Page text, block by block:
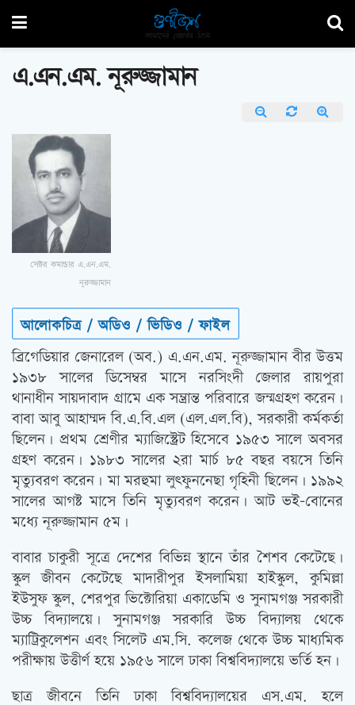
এ.এন.এম. নূরুজ্জামান
সেক্টর কমান্ডার এ.এন.এম.
নূরুজ্জামান
আলোকচিত্র / অডিও / ভিডিও / ফাইল
ব্রিগেডিয়ার জেনারেল (অব.) এ.এন.এম. নূরুজ্জামান বীর উত্তম
১৯৩৮ সালের ডিসেম্বর মাসে নরসিংদী জেলার রায়পুরা
থানাধীন সায়দাবাদ গ্রামে এক সম্ভ্রান্ত পরিবারে জন্মগ্রহণ করেন।
বাবা আবু আহাম্মদ বি.এ.বি.এল (এল.এল.বি), সরকারী কর্মকর্তা
ছিলেন। প্রথম শ্রেণীর ম্যাজিস্ট্রেট হিসেবে ১৯৫৩ সালে অবসর
গ্রহণ করেন। ১৯৮৩ সালের ২রা মার্চ ৮৫ বছর বয়সে তিনি
মৃত্যুবরণ করেন। মা মরহুমা লুৎফুননেছা গৃহিনী ছিলেন। ১৯৯২
সালের আগষ্ট মাসে তিনি মৃত্যুবরণ করেন। আট ভই-বোনের
মধ্যে নূরুজ্জামান ৫ম।
বাবার চাকুরী সূত্রে দেশের বিভিন্ন স্থানে তাঁর শৈশব কেটেছে।
স্কুল জীবন কেটেছে মাদারীপুর ইসলামিয়া হাইস্কুল, কুমিল্লা
ইউসুফ স্কুল, শেরপুর ভিক্টোরিয়া একাডেমি ও সুনামগঞ্জ সরকারী
উচ্চ বিদ্যালয়ে। সুনামগঞ্জ সরকারি উচ্চ বিদ্যালয় থেকে
ম্যাট্রিকুলেশন এবং সিলেট এম.সি. কলেজ থেকে উচ্চ মাধ্যমিক
পরীক্ষায় উত্তীর্ণ হয়ে ১৯৫৬ সালে ঢাকা বিশ্ববিদ্যালয়ে ভর্তি হন।
ছাত্র জীবনে তিনি ঢাকা বিশ্ববিদ্যালয়ের এস.এম. হলে